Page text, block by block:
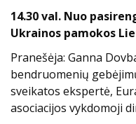
14.30 val. Nuo
Ukrainos pamokos
Pranešėja: Ganna
bendruomenių
sveikatos ekspertė,
asociacijos vykdomoji